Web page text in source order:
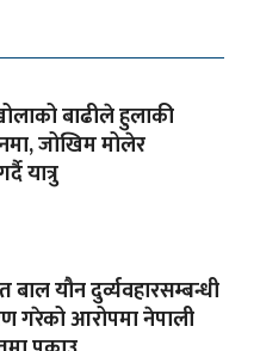
बाढीले हुलाकी
जोखिम मोलेर
यात्रु
यौन दुर्व्यवहारसम्बन्धी
गरेको आरोपमा नेपाली